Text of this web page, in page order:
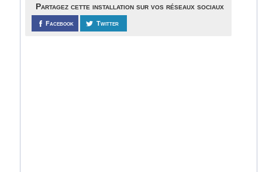
Partagez cette installation sur vos réseaux sociaux
Facebook Twitter